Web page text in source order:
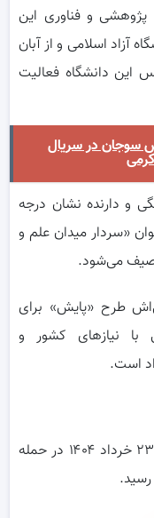
معاونت پژوهشی و فناوری این
آزاد اسلامی و از آبان
این دانشگاه فعالیت
سوجان در سریال
و دارنده نشان درجه
«سردار میدان علم و
می‌شود.
طرح «پایش» برای
نیازهای کشور و
است.
شهید محمدمهدی طهرانچی صبح جمعه ۲۳ خرداد ۱۴۰۴ در حمله